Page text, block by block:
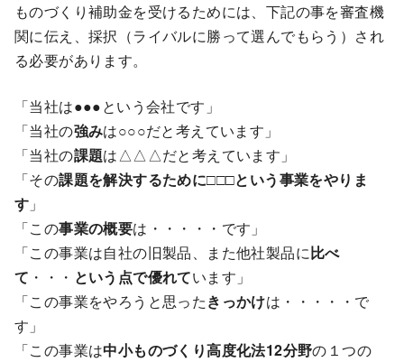
ものづくり補助金を受けるためには、下記の事を審査機
関に伝え、採択（ライバルに勝って選んでもらう）され
る必要があります。
「当社は●●●という会社です」
「当社の強みは○○○だと考えています」
「当社の課題は△△△だと考えています」
「その課題を解決するために□□□という事業をやりま
す 」
「この事業の概要は・・・・・です」
「この事業は自社の旧製品、また他社製品に比べ
て ・・・ という点で優れています」
「この事業をやろうと思ったきっかけは・・・・・で
す」
「この事業は中小ものづくり高度化法12分野の１つの